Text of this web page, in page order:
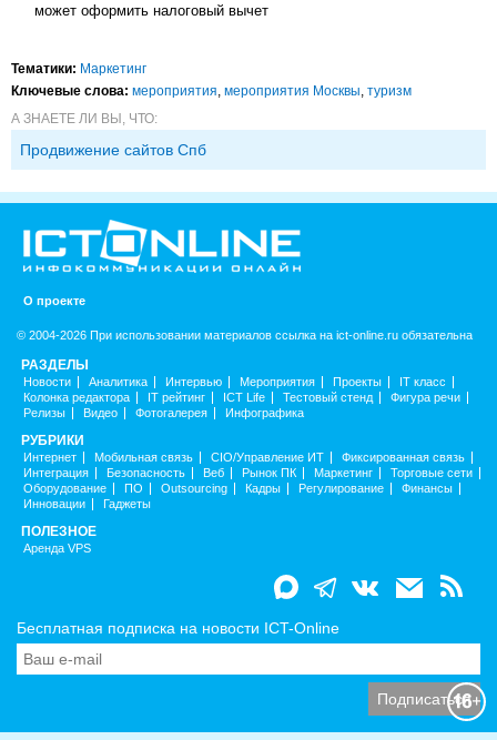
может оформить налоговый вычет
Тематики: Маркетинг
Ключевые слова: мероприятия мероприятия Москвы туризм
А ЗНАЕТЕ ЛИ ВЫ, ЧТО:
Продвижение сайтов Спб
О проекте
© 2004-2026 При использовании материалов ссылка на ict-online.ru обязательна
РАЗДЕЛЫ
Новости Аналитика Интервью Мероприятия Проекты
IT класс
Колонка редактора
IT рейтинг ICT Life Тестовый стенд
Фигура речи
Релизы
Видео Фотогалерея Инфографика
РУБРИКИ
Интернет Мобильная связь CIO/Управление ИТ
Фиксированная связь
Интеграция
Безопасность Веб Рынок ПК Маркетинг
Торговые сети
Оборудование
ПО Outsourcing Кадры Регулирование
Финансы
Инновации
Гаджеты
ПОЛЕЗНОЕ
Аренда VPS
Бесплатная подписка на новости ICT-Online